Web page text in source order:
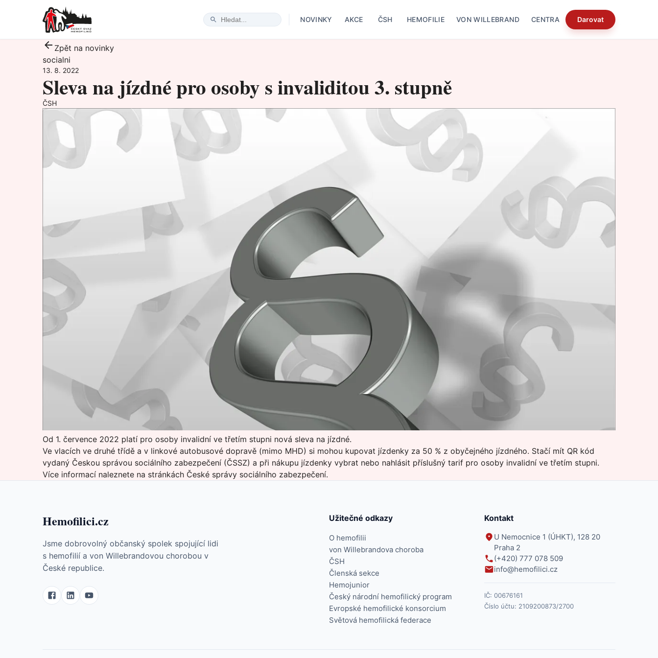
NOVINKY AKCE ČSH HEMOFILIE VON WILLEBRAND CENTRA Darovat
Zpět na novinky
socialni
13. 8. 2022
Sleva na jízdné pro osoby s invaliditou 3. stupně
ČSH
Od 1. července 2022 platí pro osoby invalidní ve třetím stupni nová sleva na jízdné.
Ve vlacích ve druhé třídě a v linkové autobusové dopravě (mimo MHD) si mohou kupovat jízdenky za 50 % z obyčejného jízdného. Stačí mít QR kód
vydaný Českou správou sociálního zabezpečení (ČSSZ) a při nákupu jízdenky vybrat nebo nahlásit příslušný tarif pro osoby invalidní ve třetím stupni.
Více informací naleznete na stránkách České správy sociálního zabezpečení.
Hemofilici.cz
Jsme dobrovolný občanský spolek spojující lidi
s hemofilií a von Willebrandovou chorobou v
České republice.
Užitečné odkazy
O hemofilii
von Willebrandova choroba
ČSH
Členská sekce
Hemojunior
Český národní hemofilický program
Evropské hemofilické konsorcium
Světová hemofilická federace
Kontakt
U Nemocnice 1 (ÚHKT), 128 20
Praha 2
(+420) 777 078 509
info@hemofilici.cz
IČ: 00676161
Číslo účtu: 2109200873/2700